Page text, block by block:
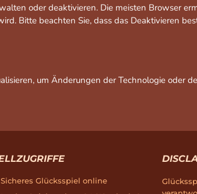
oder deaktivieren. Die meisten Browser
Bitte beachten Sie, dass das Deaktivieren
um Änderungen der Technologie oder
Sicheres Glücksspiel online